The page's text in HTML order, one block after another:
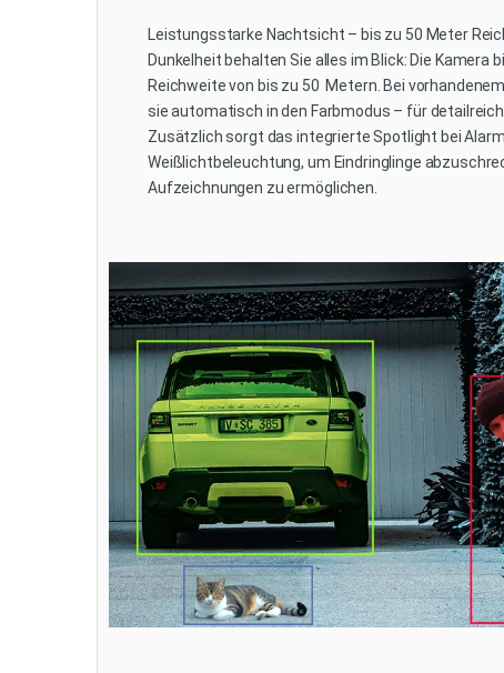
Leistungsstarke Nachtsicht – bis zu 50 Meter
Dunkelheit behalten Sie alles im Blick: Die Kamera
Reichweite von bis zu 50 Metern. Bei
sie automatisch in den Farbmodus – für
Zusätzlich sorgt das integrierte Spotlight bei
Weißlichtbeleuchtung, um Eindringlinge
Aufzeichnungen zu ermöglichen.